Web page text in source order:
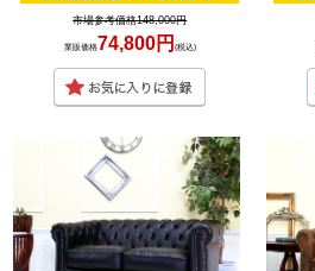
市場参考価格148,000円
業販価格74,800円 (税込)